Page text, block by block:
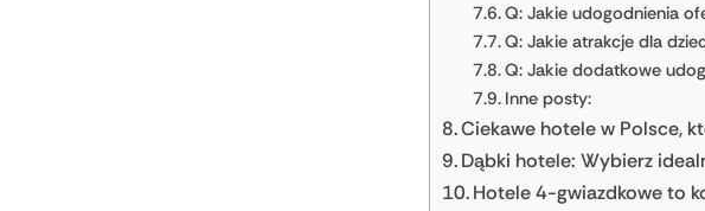
Q: Jakie udogodnienia
Q: Jakie atrakcje dla
Q: Jakie dodatkowe
Inne posty:
Ciekawe hotele w Polsce,
Dąbki hotele: Wybierz
Hotele 4-gwiazdkowe to